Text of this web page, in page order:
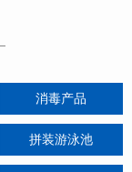
消毒产品
拼装游泳池